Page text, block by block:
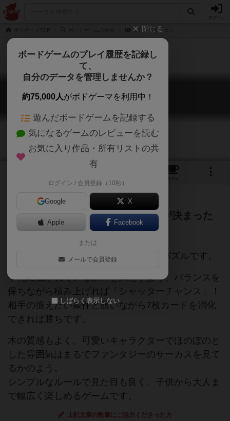
トピトのサーカス
トピトのサーカス
Topito
カフェ
サーカス団と可愛い動物たち。技が決まった
らシャッターチャンス！
トピトのサーカスはバランスゲーム&パズルです。
手札に描かれている条件を満たすよう、バランスを
保ちながら積み上げれば「シャッターチャンス」！
相手の揃えたい条件と競いながら7枚カードを消化
できれば勝ちです。
木の質感もよく、可愛いキャラクターでほのぼのと
した雰囲気はまるでファンタジーのサーカスを見て
るかのよう。
シンプルなルールで見た目も良く、子供から大人ま
で幅広く楽しめるゲームです。
上記文章の執筆にご協力くださった方
閉じる
ボードゲームのプレイ履歴を記録し
て、
自分のデータを管理しませんか？
約75,000人がボドゲーマを利用中！
遊んだボードゲームを記録する
気になるゲームのレビューを読む
お気に入り作品・所有リストの共
有
ログイン / 会員登録（10秒）
Google X
Apple Facebook
または
メールで会員登録
しばらく表示しない